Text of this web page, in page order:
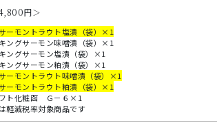
円＞
ーモントラウト塩漬（袋）×1
ングサーモン味噌漬（袋）×1
ングサーモン塩漬（袋）×1
ングサーモン粕漬（袋）×1
ーモントラウト味噌漬（袋）×1
ーモントラウト粕漬（袋）×1
ト化粧函 Ｇ－６×1
軽減税率対象商品です